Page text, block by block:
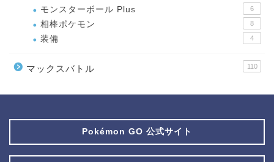
モンスターボール Plus 6
相棒ポケモン 8
装備 4
マックスバトル 110
Pokémon GO 公式サイト